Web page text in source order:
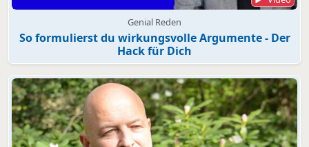
Genial Reden
So formulierst du wirkungsvolle Argumente - Der
Hack für Dich